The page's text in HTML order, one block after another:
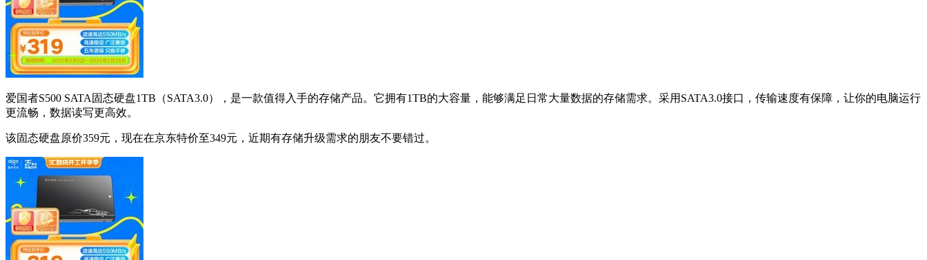
爱国者S500 SATA固态硬盘1TB（SATA3.0），是一款值得入手的存储产品。它拥有1TB的大容量，能够满足日常大量数据的存储需求。采用SATA3.0接口，传输速度有保障，让你的电脑运行
更流畅，数据读写更高效。
该固态硬盘原价359元，现在在京东特价至349元，近期有存储升级需求的朋友不要错过。